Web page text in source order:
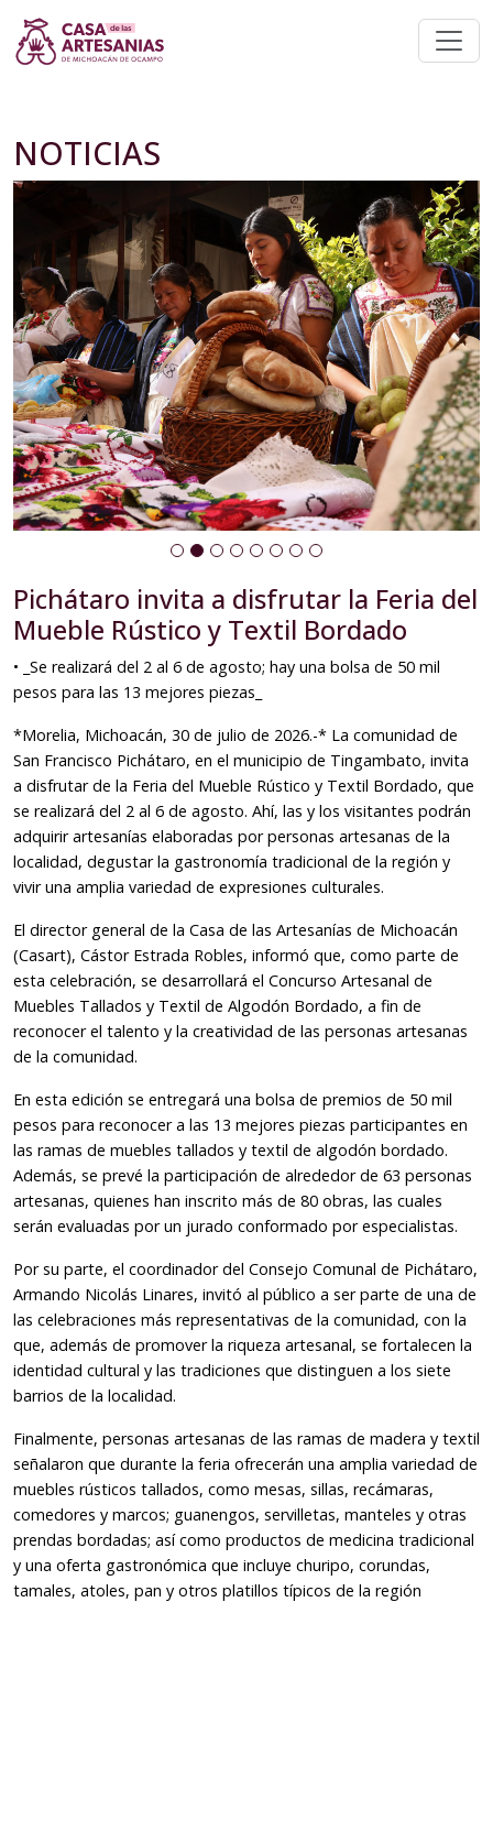
NOTICIAS
Pichátaro invita a disfrutar la Feria del
Mueble Rústico y Textil Bordado
• _⁠Se realizará del 2 al 6 de agosto; hay una bolsa de 50 mil
pesos para las 13 mejores piezas_
*Morelia, Michoacán, 30 de julio de 2026.-* La comunidad de
San Francisco Pichátaro, en el municipio de Tingambato, invita
a disfrutar de la Feria del Mueble Rústico y Textil Bordado, que
se realizará del 2 al 6 de agosto. Ahí, las y los visitantes podrán
adquirir artesanías elaboradas por personas artesanas de la
localidad, degustar la gastronomía tradicional de la región y
vivir una amplia variedad de expresiones culturales.
El director general de la Casa de las Artesanías de Michoacán
(Casart), Cástor Estrada Robles, informó que, como parte de
esta celebración, se desarrollará el Concurso Artesanal de
Muebles Tallados y Textil de Algodón Bordado, a fin de
reconocer el talento y la creatividad de las personas artesanas
de la comunidad.
En esta edición se entregará una bolsa de premios de 50 mil
pesos para reconocer a las 13 mejores piezas participantes en
las ramas de muebles tallados y textil de algodón bordado.
Además, se prevé la participación de alrededor de 63 personas
artesanas, quienes han inscrito más de 80 obras, las cuales
serán evaluadas por un jurado conformado por especialistas.
Por su parte, el coordinador del Consejo Comunal de Pichátaro,
Armando Nicolás Linares, invitó al público a ser parte de una de
las celebraciones más representativas de la comunidad, con la
que, además de promover la riqueza artesanal, se fortalecen la
identidad cultural y las tradiciones que distinguen a los siete
barrios de la localidad.
Finalmente, personas artesanas de las ramas de madera y textil
señalaron que durante la feria ofrecerán una amplia variedad de
muebles rústicos tallados, como mesas, sillas, recámaras,
comedores y marcos; guanengos, servilletas, manteles y otras
prendas bordadas; así como productos de medicina tradicional
y una oferta gastronómica que incluye churipo, corundas,
tamales, atoles, pan y otros platillos típicos de la región